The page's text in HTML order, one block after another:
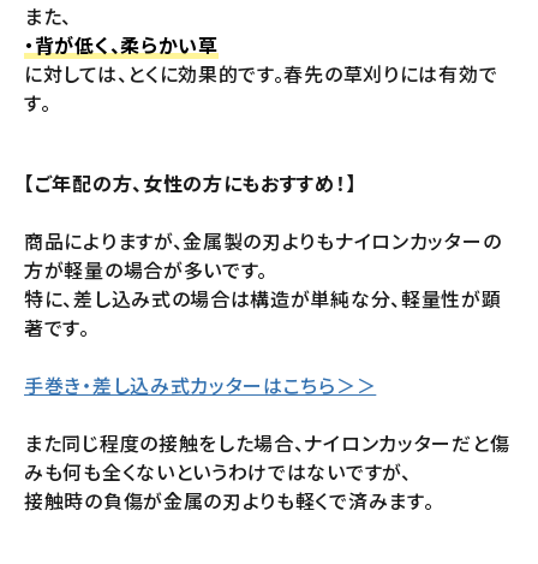
また、
・背が低く、柔らかい草
に対しては、とくに効果的です。春先の草刈りには有効で
す。
【ご年配の方、女性の方にもおすすめ！】
商品によりますが、金属製の刃よりもナイロンカッターの
方が軽量の場合が多いです。
特に、差し込み式の場合は構造が単純な分、軽量性が顕
著です。
手巻き・差し込み式カッターはこちら＞＞
また同じ程度の接触をした場合、ナイロンカッターだと傷
みも何も全くないというわけではないですが、
接触時の負傷が金属の刃よりも軽くで済みます。